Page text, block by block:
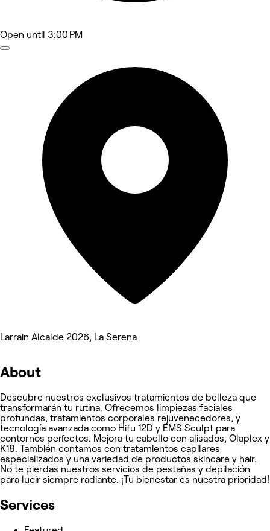
Open until 3:00 PM
Larrain Alcalde 2026, La Serena
About
Descubre nuestros exclusivos tratamientos de belleza que
transformarán tu rutina. Ofrecemos limpiezas faciales
profundas, tratamientos corporales rejuvenecedores, y
tecnología avanzada como Hifu 12D y EMS Sculpt para
contornos perfectos. Mejora tu cabello con alisados, Olaplex y
K18. También contamos con tratamientos capilares
especializados y una variedad de productos skincare y hair.
No te pierdas nuestros servicios de pestañas y depilación
para lucir siempre radiante. ¡Tu bienestar es nuestra prioridad!
Services